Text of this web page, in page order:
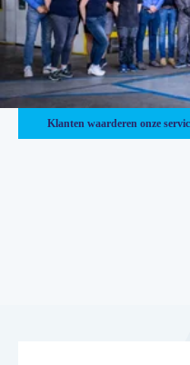
Klanten waarderen onze